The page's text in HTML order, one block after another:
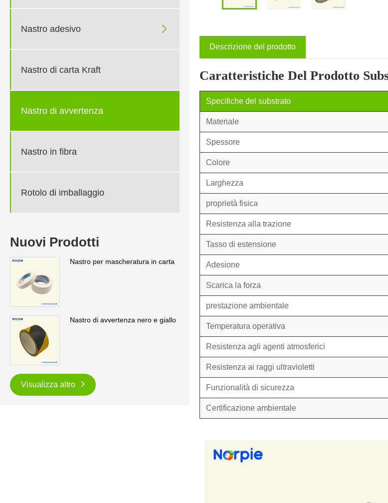
Nastro adesivo 
Nastro di carta Kraft
Nastro di avvertenza
Nastro in fibra
Rotolo di imballaggio
Nuovi Prodotti
Nastro per mascheratura in carta
Nastro di avvertenza nero e giallo
Visualizza altro
Descrizione del prodotto
Caratteristiche Del Prodotto
Specifiche del substrato
Materiale
Spessore
Colore
Larghezza
proprietà fisica
Resistenza alla trazione
Tasso di estensione
Adesione
Scarica la forza
prestazione ambientale
Temperatura operativa
Resistenza agli agenti atmosferici
Resistenza ai raggi ultravioletti
Funzionalità di sicurezza
Certificazione ambientale